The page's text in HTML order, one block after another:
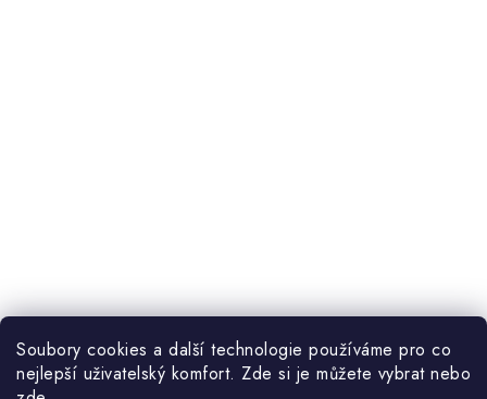
Soubory cookies a další technologie používáme pro co
nejlepší uživatelský komfort. Zde si je můžete vybrat nebo